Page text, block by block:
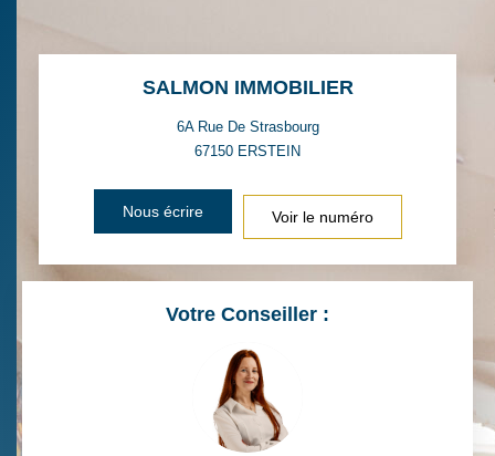
SALMON IMMOBILIER
6A Rue De Strasbourg
67150 ERSTEIN
Nous écrire Voir le numéro
Votre Conseiller :